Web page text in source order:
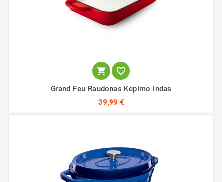
 
Grand Feu Raudonas Kepimo Indas
39,99 €